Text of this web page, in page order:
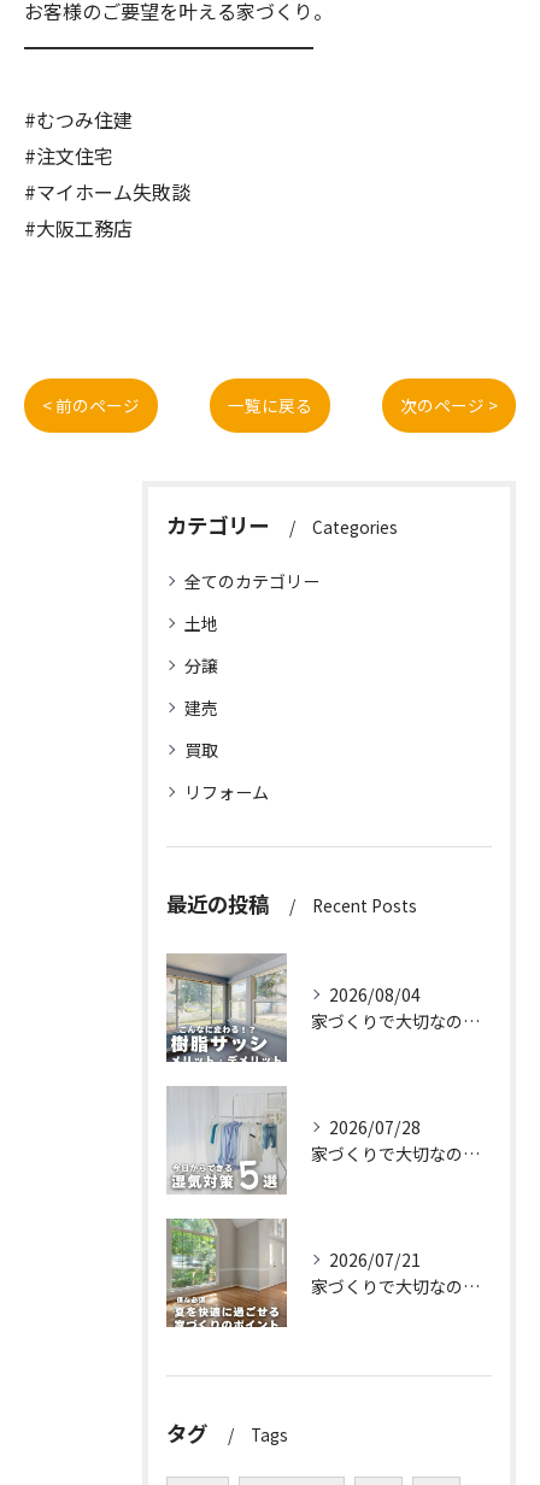
お客様のご要望を叶える家づくり。
━━━━━━━━━━━━━━━
#むつみ住建
#注文住宅
#マイホーム失敗談
#大阪工務店
< 前のページ 一覧に戻る 次のページ >
カテゴリー Categories
全てのカテゴリー
土地
分譲
建売
買取
リフォーム
最近の投稿 Recent Posts
2026/08/04
家づくりで大切なのは、住んでからの快適さ🌿
2026/07/28
家づくりで大切なのは、住んでからの快適さ🌿
2026/07/21
家づくりで大切なのは、住んでからの快適さ🌿
タグ Tags